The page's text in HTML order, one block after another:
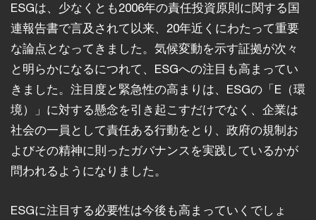
ESGは、少なくとも2006年の責任投資原則に関する国
連報告書で言及されて以来、20年近くにわたって重要
な論点となってきました。気候変動を示す証拠が次々
と明らかになるにつれて、ESGへの注目も高まってい
きました。注目度と緊急性の高まりは、ESGの「E（環
境）」に対する懸念を引き起こすだけでなく、企業は
社会の一員として責任ある行動をとり、政府の規制お
よびその精神に則ったガバナンスを実践しているかが
問われるようになりました。
ESGに注目する必要性は今後も高まっていくでしょ